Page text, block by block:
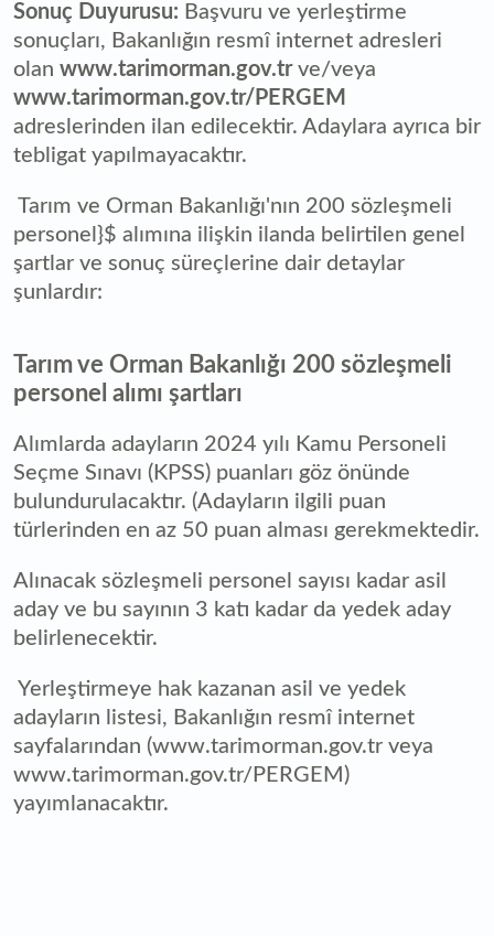
Sonuç Duyurusu: Başvuru ve yerleştirme
sonuçları, Bakanlığın resmî internet adresleri
olan www.tarimorman.gov.trve/veya
www.tarimorman.gov.tr/PERGEM
adreslerinden ilan edilecektir. Adaylara ayrıca bir
tebligat yapılmayacaktır.
Tarım ve Orman Bakanlığı'nın 200 sözleşmeli
personel}$ alımına ilişkin ilanda belirtilen genel
şartlar ve sonuç süreçlerine dair detaylar
şunlardır:
Tarım ve Orman Bakanlığı 200 sözleşmeli
personel alımı şartları
Alımlarda adayların 2024 yılı Kamu Personeli
Seçme Sınavı (KPSS) puanları göz önünde
bulundurulacaktır. (Adayların ilgili puan
türlerinden en az 50 puan alması gerekmektedir.
Alınacak sözleşmeli personel sayısı kadar asil
aday ve bu sayının 3 katı kadar da yedek aday
belirlenecektir.
Yerleştirmeye hak kazanan asil ve yedek
adayların listesi, Bakanlığın resmî internet
sayfalarından (www.tarimorman.gov.tr veya
www.tarimorman.gov.tr/PERGEM)
yayımlanacaktır.